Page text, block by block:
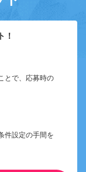
！
とで、応募時の
件設定の手間を